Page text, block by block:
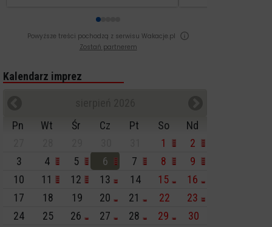
Powyższe treści pochodzą z serwisu Wakacje.pl
Zostań partnerem
Kalendarz imprez
Pn
Wt Śr Cz Pt So
Nd
1
2
3
4 5 6 7 8
9
10
11 12 13 14 15
16
17
18 19 20 21 22
23
24
25 26 27 28 29
30